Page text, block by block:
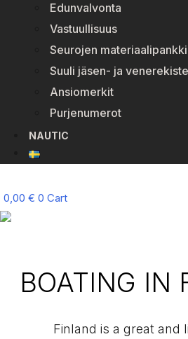
Edunvalvonta
Vastuullisuus
Seurojen materiaalipankki
Suuli jäsen- ja
Ansiomerkit
Purjenumerot
NAUTIC
0,00 € 0 Cart
BOATING IN
Finland is a great and